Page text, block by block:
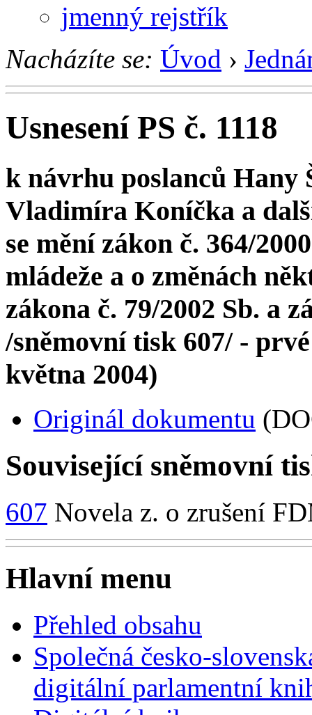
jmenný rejstřík
Nacházíte se: Úvod ›
Usnesení PS č. 1118
k návrhu poslanců Hany
Vladimíra Koníčka a
se mění zákon č. 364/
mládeže a o změnách
zákona č. 79/2002 Sb. a
/sněmovní tisk 607/ -
května 2004)
Originál dokumentu
Související sněmovní
607 Novela z. o zrušení
Hlavní menu
Přehled obsahu
Společná česko-
digitální parlamentní